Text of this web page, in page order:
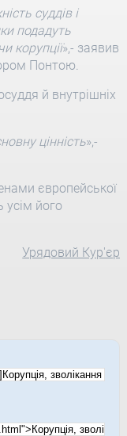
суддів і
подадуть
корупції»,- заявив
Понтою.
й внутрішніх
цінність»,-
європейської
усім його
Урядовий Кур'єр